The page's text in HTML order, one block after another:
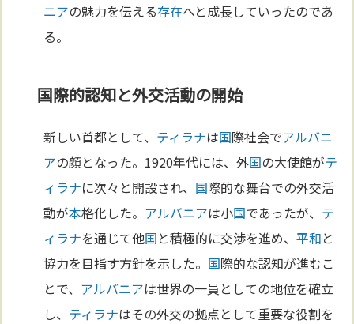
ニアの魅力を伝える存在へと成長していったのであ
る。
国際的認知と外交活動の開始
新しい首都として、 ティラナは国際社会でアルバニ
アの顔となった。1920年代には、外国の大使館がテ
ィラナに次々と開設され、 国際的な舞台での外交活
動が本格化した。 アルバニアは小国であったが、 テ
ィラナを通じて他国と積極的に交渉を進め、平和と
協力を目指す方針を示した。 国際的な認知が進むこ
とで、 アルバニアは世界の一員としての地位を確立
し、 ティラナはその外交の拠点として重要な役割を